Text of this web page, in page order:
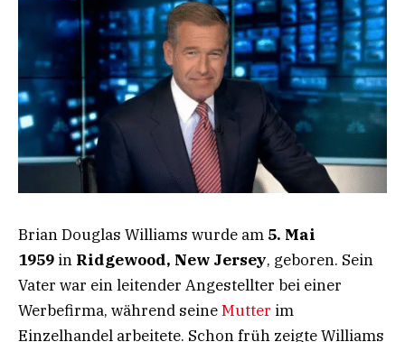
Brian Douglas Williams wurde am 5. Mai
1959 in Ridgewood, New Jersey, geboren. Sein
Vater war ein leitender Angestellter bei einer
Werbefirma, während seineMutter im
Einzelhandel arbeitete. Schon früh zeigte Williams